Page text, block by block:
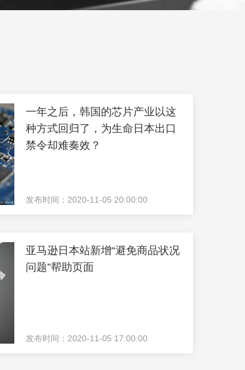
一年之后，韩国的芯片产业以这
种方式回归了，为生命日本出口
禁令却难奏效？
发布时间：2020-11-05 20:00:00
亚马逊日本站新增“避免商品状况
问题”帮助页面
发布时间：2020-11-05 17:00:00